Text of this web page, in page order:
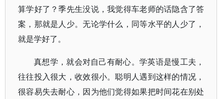
算学好了？季先生没说，我觉得车老师的话隐含了答
案，那就是人少。无论学什么，同等水平的人少了，
就是学好了。
真想学，就会对自己有耐心。学英语是慢工夫，
往往投入很大，收效很小。聪明人遇到这样的情况，
很容易失去耐心，因为他们觉得如果把时间花在别处